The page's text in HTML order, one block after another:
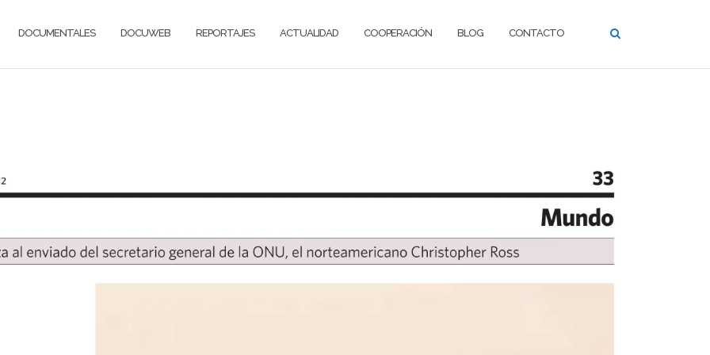
DOCUMENTALES DOCUWEB REPORTAJES ACTUALIDAD COOPERACIÓN BLOG CONTACTO